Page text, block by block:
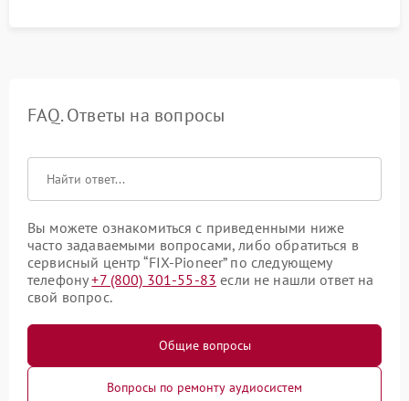
FAQ. Ответы на вопросы
Вы можете ознакомиться с приведенными ниже
часто задаваемыми вопросами, либо обратиться в
сервисный центр “FIX-Pioneer” по следующему
телефону+7 (800) 301-55-83 если не нашли ответ на
свой вопрос.
Общие вопросы
Вопросы по ремонту аудиосистем